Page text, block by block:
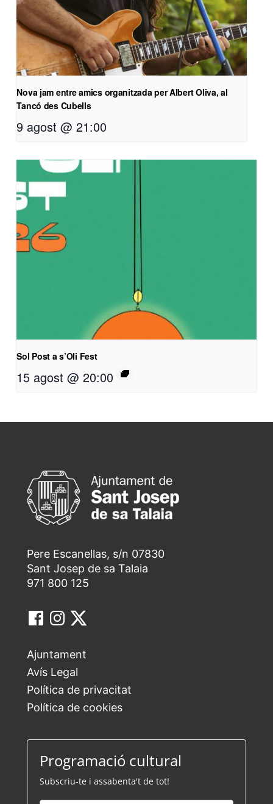
Nova jam entre amics organitzada per Albert Oliva, al
Tancó des Cubells
9 agost @ 21:00
Sol Post a s’Oli Fest
15 agost @ 20:00
Pere Escanellas, s/n 07830
Sant Josep de sa Talaia
971 800 125
Ajuntament
Avís Legal
Política de privacitat
Política de cookies
Programació cultural
Subscriu-te i assabenta't de tot!